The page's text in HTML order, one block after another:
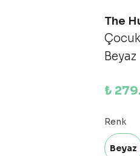
The
Beyaz
₺
Renk
Beyaz